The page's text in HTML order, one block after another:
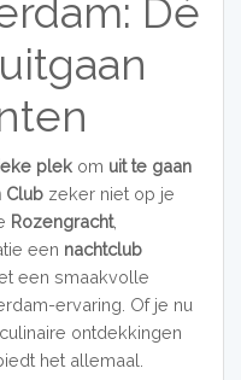
Dé
plekom uit te gaan
Clubzeker niet op je
Rozengracht,
een nachtclub
een smaakvolle
ervaring. Of je nu
ontdekkingen
het allemaal.